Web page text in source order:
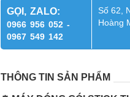
GỌI, ZALO:
0966 956 052 -
0967 549 142
Số 62,
Hoàng
THÔNG TIN SẢN PHẨM